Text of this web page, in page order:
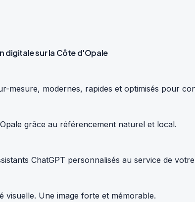
digitalesur la Côte d'Opale
mesure, modernes, rapides et optimisés pour
grâce au référencement naturel et local.
ChatGPT personnalisés au service de
visuelle. Une image forte et mémorable.